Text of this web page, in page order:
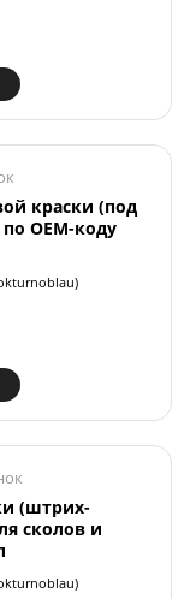
краски (под
OEM-коду
(штрих-
сколов и